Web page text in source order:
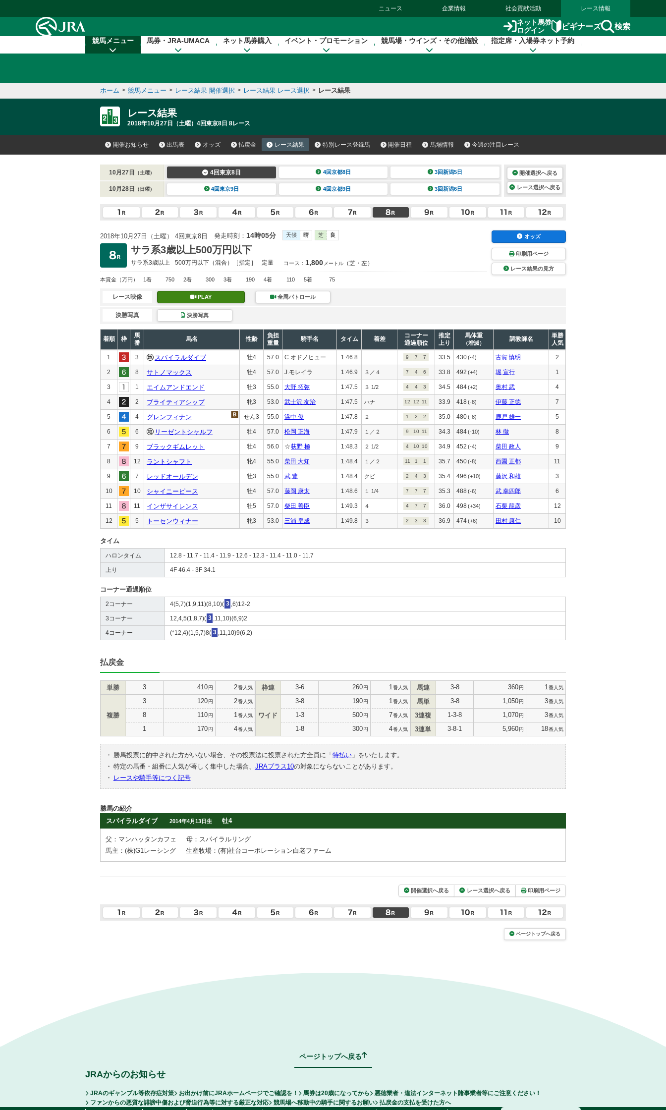
ニュース 企業情報 社会貢献活動 レース情報
ネット馬券
ログイン
ビギナーズ 検索
競馬メニュー 馬券・JRA-UMACA ネット馬券購入 イベント・プロモーション 競馬場・ウインズ・その他施設 指定席・入場券ネット予約
ホーム > 競馬メニュー > レース結果 開催選択 > レース結果 レース選択 > レース結果
レース結果
2018年10月27日（土曜）4回東京8日 8レース
開催お知らせ 出馬表 オッズ 払戻金 レース結果 特別レース登録馬 開催日程 馬場情報 今週の注目レース
10月27日 （土曜） 4回東京8日 4回京都8日 3回新潟5日
10月28日 （日曜） 4回東京9日 4回京都9日 3回新潟6日
開催選択へ戻る
レース選択へ戻る
2018年10月27日（土曜） 4回東京8日 発走時刻： 14時05分 天候 晴 芝 良
サラ系3歳以上500万円以下
サラ系3歳以上 500万円以下 （混合）［指定］ 定量 コース： 1,800 メートル （芝・左）
本賞金 （万円） 1着 750 2着 300 3着 190 4着 110 5着 75
オッズ
印刷用ページ
レース結果の見方
レース映像 PLAY 全周パトロール
決勝写真 決勝写真
着順 枠
馬
番
馬名 性齢
負担
重量
騎手名 タイム 着差
コーナー
通過順位
推定
上り
馬体重
（増減）
調教師名
単勝
人気
1 3 スパイラルダイブ 牡4 57.0 C.オドノヒュー 1:46.8 9 7 7 33.5 430(-4) 古賀 慎明 2
2 8 サトノマックス 牡4 57.0 J.モレイラ 1:46.9 ３／４ 7 4 6 33.8 492 (+4) 堀 宣行 1
3 1 エイムアンドエンド 牡3 55.0 大野 拓弥 1:47.5 ３ 1/2 4 4 3 34.5 484(+2) 奥村 武 4
4 2 ブライティアシップ 牝3 53.0 武士沢 友治 1:47.5 ハナ 12 12 11 33.9 418 (-8) 伊藤 正徳 7
5 4 グレンフィナン せん3 55.0 浜中 俊 1:47.8 ２ 1 2 2 35.0 480(-8) 鹿戸 雄一 5
6 6 リーゼントシャルフ 牡4 57.0 松岡 正海 1:47.9 １／２ 9 10 11 34.3 484(-10) 林 徹 8
7 9 ブラックギムレット 牡4 56.0 ☆荻野 極 1:48.3 ２ 1/2 4 10 10 34.9 452 (-4) 柴田 政人 9
8 12 ラントシャフト 牝4 55.0 柴田 大知 1:48.4 １／２ 11 1 1 35.7 450(-8) 西園 正都 11
9 7 レッドオールデン 牡3 55.0 武 豊 1:48.4 クビ 2 4 3 35.4 496 (+10) 藤沢 和雄 3
10 10 シャイニーピース 牡4 57.0 藤岡 康太 1:48.6 １ 1/4 7 7 7 35.3 488 (-6) 武 幸四郎 6
11 11 インザサイレンス 牡5 57.0 柴田 善臣 1:49.3 ４ 4 7 7 36.0 498(+34) 石栗 龍彦 12
12 5 トーセンウィナー 牝3 53.0 三浦 皇成 1:49.8 ３ 2 3 3 36.9 474(+6) 田村 康仁 10
タイム
ハロンタイム 12.8 - 11.7 - 11.4 - 11.9 - 12.6 - 12.3 - 11.4 - 11.0 - 11.7
上り 4F 46.4 - 3F 34.1
コーナー通過順位
2コーナー 4(5,7)(1,9,11)(8,10)( 3 ,6)12-2
3コーナー 12,4,5(1,8,7)( 3 ,11,10)(6,9)2
4コーナー (*12,4)(1,5,7)8( 3 ,11,10)9(6,2)
払戻金
単勝 3 410円 2番人気
複勝
3 120円 2番人気
8 110円 1 番人気
1 170円 4番人気
枠連 3-6 260円 1 番人気
ワイド
3-8 190円 1 番人気
1-3 500円 7番人気
1-8 300円 4番人気
馬連 3-8 360円 1 番人気
馬単 3-8 1,050円 3番人気
3連複 1-3-8 1,070円 3番人気
3連単 3-8-1 5,960円 18番人気
・ 勝馬投票に的中された方がいない場合、その投票法に投票された方全員に「 特払い」をいたします。
・ 特定の馬番・組番に人気が著しく集中した場合、 JRAプラス10の対象にならないことがあります。
・
レースや騎手等につく記号
勝馬の紹介
スパイラルダイブ
2014年4月13日生 牡4
父：マンハッタンカフェ
母：スパイラルリング
馬主：(株)G1レーシング
生産牧場：(有)社台コーポレーション白老ファーム
開催選択へ戻る レース選択へ戻る 印刷用ページ
ページトップへ戻る
ページトップへ戻る
JRAからのお知らせ
JRAのギャンブル等依存症対策 お出かけ前にJRAホームページでご確認を！ 馬券は20歳になってから
悪徳業者・違法インターネット賭事業者等にご注意ください！
ファンからの悪質な誹謗中傷および脅迫行為等に対する厳正な対応
競馬場へ移動中の騎手に関するお願い 払戻金の支払を受けた方へ